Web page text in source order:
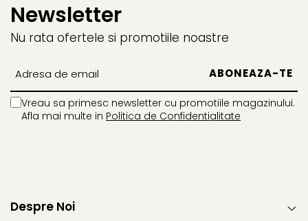
Newsletter
Nu rata ofertele si promotiile noastre
Vreau sa primesc newsletter cu promotiile magazinului.
Afla mai multe in Politica de Confidentialitate
Despre Noi